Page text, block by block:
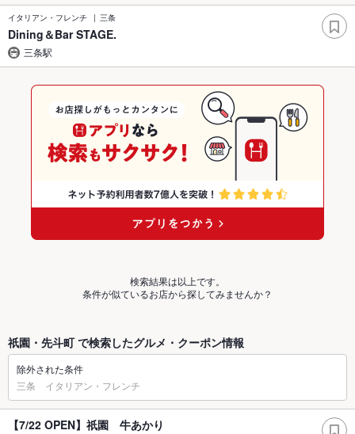
イタリアン・フレンチ 三条
Dining＆Bar STAGE.
三条駅
検索結果は以上です。
条件が似ているお店から探してみませんか？
祇園・先斗町 で検索したグルメ・クーポン情報
除外された条件
三条 イタリアン・フレンチ
【7/22 OPEN】祇園 牛あかり